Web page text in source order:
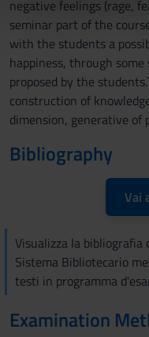
nostri partner che si
pubblicità e social
con altre informazioni
raccolto dal tuo utilizzo
negative feelings (rage,
seminar part of the
with the students a
happiness, through
proposed by the
construction of
dimension, generative of
Bibliography
Vai
Visualizza la
Sistema Bibliotecario
testi in programma
Examination